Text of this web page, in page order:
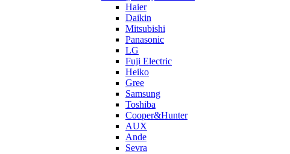
Haier
Daikin
Mitsubishi
Panasonic
LG
Fuji Electric
Heiko
Gree
Samsung
Toshiba
Cooper&Hunter
AUX
Ande
Sevra